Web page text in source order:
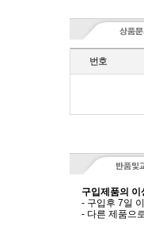
번호
구입제품의
- 구입후 7일
- 다른 제품으